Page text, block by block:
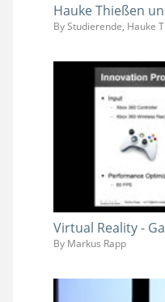
By Studierende, Hauke
Virtual Reality -
By Markus Rapp